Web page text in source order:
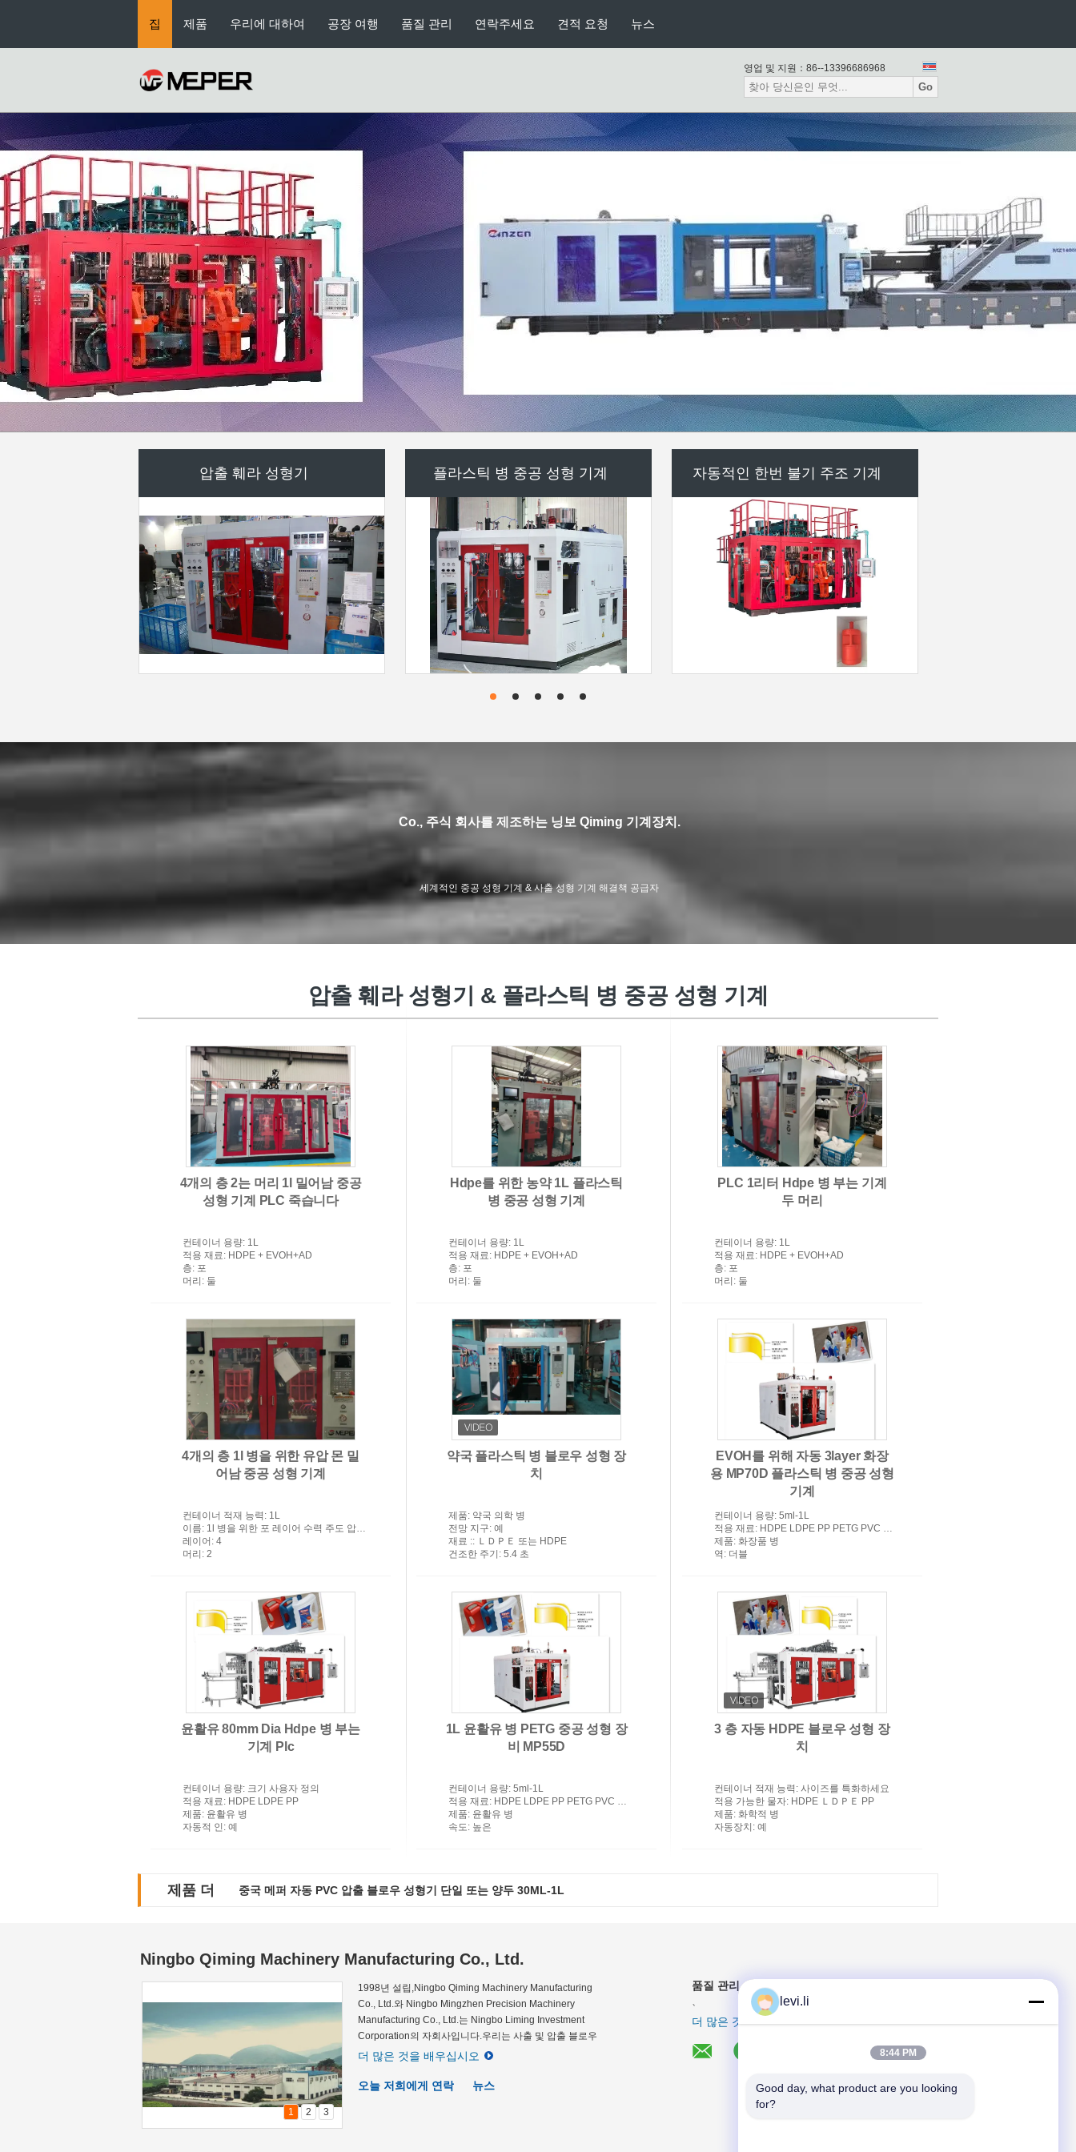
집 제품 우리에 대하여 공장 여행 품질 관리 연락주세요 견적 요청 뉴스
영업 및 지원： 86--13396686968
Go
pvc 주입 주조 기계 의학 사출 성형 기계
압출 훼라 성형기 플라스틱 병 중공 성형 기계 자동적인 한번 불기 주조 기계
돌출 몰딩 기계 플라스틱 병 몰드 플라스틱 보조 기계
HDPE 중공 성형 기계
플라스틱 사출 성형 기계 고속 주입 주조 기계 애완 동물 주입 주조 기계
pvc 주입 주조 기계 의학 사출 성형 기계 압출 훼라 성형기
압출 훼라 성형기 플라스틱 병 중공 성형 기계 자동적인 한번 불기 주조 기계
Co., 주식 회사를 제조하는 닝보 Qiming 기계장치.
세계적인 중공 성형 기계 & 사출 성형 기계 해결책 공급자
압출 훼라 성형기 & 플라스틱 병 중공 성형 기계
4개의 층 2는 머리 1l 밀어남 중공
성형 기계 PLC 죽습니다
컨테이너 용량: 1L
적용 재료: HDPE + EVOH+AD
층: 포
머리 : 둘
Hdpe를 위한 농약 1L 플라스틱
병 중공 성형 기계
컨테이너 용량: 1L
적용 재료: HDPE + EVOH+AD
층: 포
머리 : 둘
PLC 1리터 Hdpe 병 부는 기계
두 머리
컨테이너 용량: 1L
적용 재료: HDPE + EVOH+AD
층: 포
머리 : 둘
4개의 층 1l 병을 위한 유압 몬 밀
어남 중공 성형 기계
컨테이너 적재 능력 : 1L
이름: 1l 병을 위한 포 레이어 수력 주도 압출 블로우 성형기
레이어 : 4
머리 : 2
약국 플라스틱 병 블로우 성형 장
치
제품: 약국 의학 병
전망 지구: 예
재료 :: ＬＤＰＥ 또는 HDPE
건조한 주기 : 5.4 초
EVOH를 위해 자동 3layer 화장
용 MP70D 플라스틱 병 중공 성형
기계
컨테이너 용량: 5ml-1L
적용 재료: HDPE LDPE PP PETG PVC PC PA EVOH EPET
제품: 화장품 병
역 : 더블
윤활유 80mm Dia Hdpe 병 부는
기계 Plc
컨테이너 용량: 크기 사용자 정의
적용 재료: HDPE LDPE PP
제품: 윤활유 병
자동적 인 : 예
1L 윤활유 병 PETG 중공 성형 장
비 MP55D
컨테이너 용량: 5ml-1L
적용 재료: HDPE LDPE PP PETG PVC PC PA EVOH EPET
제품: 윤활유 병
속도: 높은
3 층 자동 HDPE 블로우 성형 장
치
컨테이너 적재 능력 : 사이즈를 특화하세요
적용 가능한 물자: HDPE ＬＤＰＥ PP
제품: 화학적 병
자동장치 : 예
제품 더 중국 메퍼 자동 PVC 압출 블로우 성형기 단일 또는 양두 30ML-1L
Ningbo Qiming Machinery Manufacturing Co., Ltd.
1 2 3
1998년 설립,Ningbo Qiming Machinery Manufacturing
Co., Ltd.와 Ningbo Mingzhen Precision Machinery
Manufacturing Co., Ltd.는 Ningbo Liming Investment
Corporation의 자회사입니다.우리는 사출 및 압출 블로우
성형기를 전문으로합...
더 많은 것을 배우십시오
오늘 저희에게 연락 뉴스
품질 관리
、
더 많은 것을 배우십시오
levi.li
8:44 PM
Good day, what product are you looking
for?